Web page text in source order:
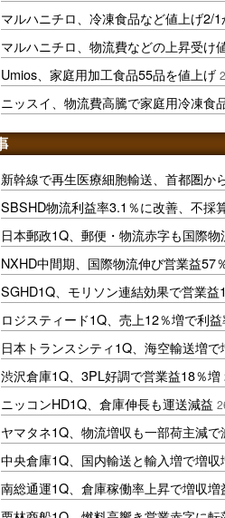
マルハニチロ、冷凍食品など値上げ2/1
マルハニチロ、物流費などの上昇受け
Umios、家庭用加工食品55品を値上げ
ニッスイ、物流費高騰で家庭用冷凍食
新幹線で再生医療細胞輸送、首都圏か
SBSHD物流利益率3.1％に改善、不採
日本郵政1Q、郵便・物流赤字も国際物
NXHD中間期、国際物流伸び営業益57
SGHD1Q、モリソン連結効果で営業益
ロジスティード1Q、売上12％増で利
日本トランスシティ1Q、海空輸送増で
渋沢倉庫1Q、3PL好調で営業益18％増
ニッコンHD1Q、倉庫伸長も運送減益
ヤマタネ1Q、物流増収も一部荷主減で
中央倉庫1Q、国内輸送と輸入増で増収
南総通運1Q、倉庫稼働率上昇で増収増